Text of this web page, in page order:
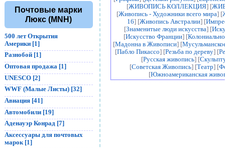
Почтовые марки
Люкс (MNH)
500 лет Открытия
Америки [1]
Разнобой [1]
Оптовая продажа [1]
UNESCO [2]
WWF (Малые Листы) [32]
Авиация [41]
Автомобили [19]
Аденауэр Конрад [7]
Аксессуары для почтовых
марок [1]
[ЖИВОПИСЬ КОЛЛЕКЦИЯ] [
[Живопись - Художники всего мира] [
16] [Живопись Австралии] [
[Знаменитые люди искусства] [
[Искусство Франции] [
[Мадонна в Живописи] [
[Пабло Пикассо] [Резьба по дереву] [
[Русская живопись] [
[Советская Живопись] [Театр] [
[Южноамериканская